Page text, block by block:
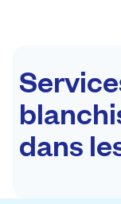
dans